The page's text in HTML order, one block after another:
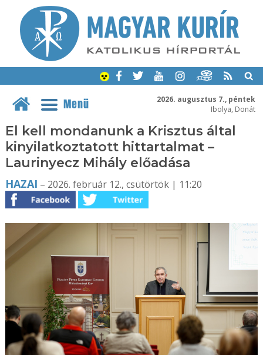
2026. augusztus 7., péntek
Ibolya, Donát
Menü
El kell mondanunk a Krisztus által
kinyilatkoztatott hittartalmat –
Laurinyecz Mihály előadása
HAZAI – 2026. február 12., csütörtök | 11:20